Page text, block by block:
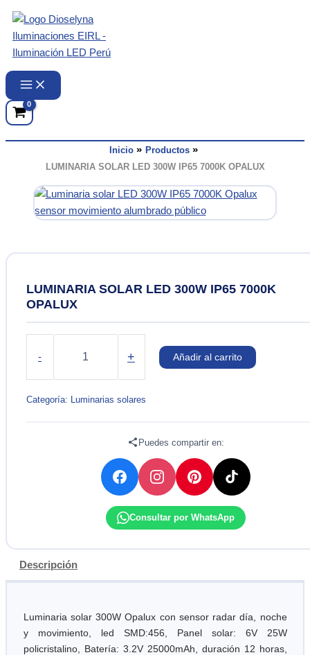
contenido
Inicio
Productos
LUMINARIA SOLAR LED 300W IP65 7000K OPALUX
LUMINARIA SOLAR LED 300W IP65 7000K
OPALUX
-
300W
IP65
+ Añadir al carrito
Categoría: Luminarias solares
Puedes compartir en:
Consultar por WhatsApp
Descripción
Luminaria solar 300W Opalux con sensor radar día, noche
y movimiento, led SMD:456, Panel solar: 6V 25W
policristalino, Batería: 3.2V 25000mAh, duración 12 horas,